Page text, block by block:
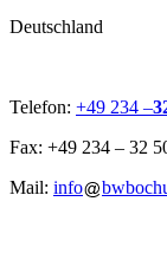
Deutschland
Telefon: +49 234 –
Fax: +49 234 – 32
Mail: info